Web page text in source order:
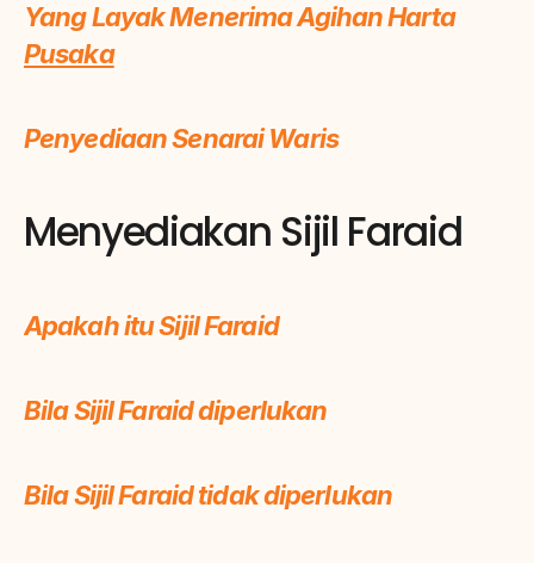
Yang Layak Menerima Agihan Harta
Pusaka
Penyediaan Senarai Waris
Menyediakan Sijil Faraid
Apakah itu Sijil Faraid
Bila Sijil Faraid diperlukan
Bila Sijil Faraid tidak diperlukan